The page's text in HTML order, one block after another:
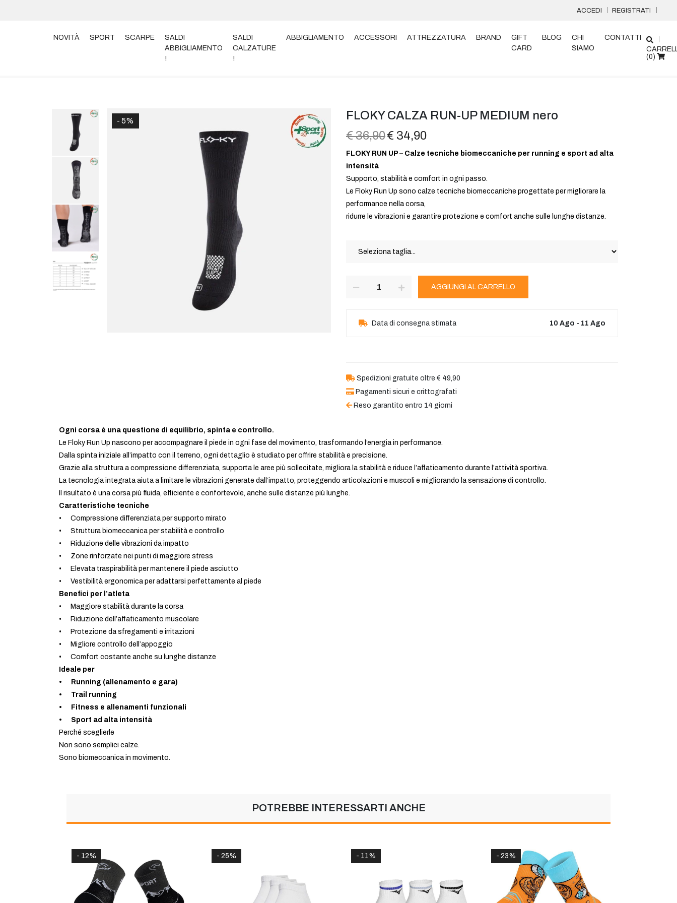
ACCEDI REGISTRATI
NOVITÀ SPORT SCARPE
SALDI
ABBIGLIAMENTO
!
SALDI
CALZATURE
!
ABBIGLIAMENTO ACCESSORI ATTREZZATURA BRAND
GIFT
CARD
BLOG
CHI
SIAMO
CONTATTI
(0)
- 5%
FLOKY CALZA RUN-UP MEDIUM nero
€ 36,90€ 34,90
FLOKY RUN UP – Calze tecniche biomeccaniche per running e sport ad alta
intensità
Supporto, stabilità e comfort in ogni passo.
Le Floky Run Up sono calze tecniche biomeccaniche progettate per migliorare la
performance nella corsa,
ridurre le vibrazioni e garantire protezione e comfort anche sulle lunghe distanze.
AGGIUNGI AL CARRELLO
Data di consegna stimata 10 Ago - 11 Ago
Spedizioni gratuite oltre € 49,90
Pagamenti sicuri e crittografati
Reso garantito entro 14 giorni
Ogni corsa è una questione di equilibrio, spinta e controllo.
Le Floky Run Up nascono per accompagnare il piede in ogni fase del movimento, trasformando l’energia in performance.
Dalla spinta iniziale all’impatto con il terreno, ogni dettaglio è studiato per offrire stabilità e precisione.
Grazie alla struttura a compressione differenziata, supporta le aree più sollecitate, migliora la stabilità e riduce l’affaticamento durante l’attività sportiva.
La tecnologia integrata aiuta a limitare le vibrazioni generate dall’impatto, proteggendo articolazioni e muscoli e migliorando la sensazione di controllo.
Il risultato è una corsa più fluida, efficiente e confortevole, anche sulle distanze più lunghe.
Caratteristiche tecniche
• Compressione differenziata per supporto mirato
• Struttura biomeccanica per stabilità e controllo
• Riduzione delle vibrazioni da impatto
• Zone rinforzate nei punti di maggiore stress
• Elevata traspirabilità per mantenere il piede asciutto
• Vestibilità ergonomica per adattarsi perfettamente al piede
Benefici per l’atleta
• Maggiore stabilità durante la corsa
• Riduzione dell’affaticamento muscolare
• Protezione da sfregamenti e irritazioni
• Migliore controllo dell’appoggio
• Comfort costante anche su lunghe distanze
Ideale per
• Running (allenamento e gara)
• Trail running
• Fitness e allenamenti funzionali
• Sport ad alta intensità
Perché sceglierle
Non sono semplici calze.
Sono biomeccanica in movimento.
POTREBBE INTERESSARTI ANCHE
- 25% - 11% - 23%